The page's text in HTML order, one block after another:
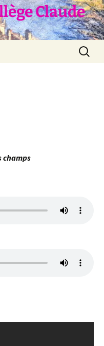
Claude
champs